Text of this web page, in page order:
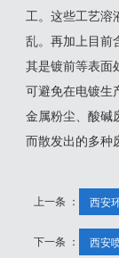
工。这些工艺溶
乱。再加上目前
其是镀前等表面
可避免在电镀生
金属粉尘、酸碱
而散发出的多种
上一条 ： 西安
下一条 ： 西安